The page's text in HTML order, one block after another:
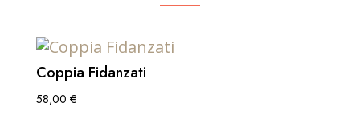
Coppia Fidanzati
58,00 €